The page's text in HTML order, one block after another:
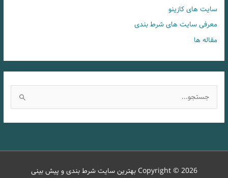
سایت های کازینو
معرفی سایت های شرط بندی
مقاله ها
Copyright © 2026 بهترین سایت شرط بندی و پیش بینی